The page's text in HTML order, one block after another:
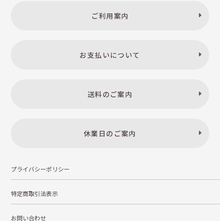
ご利用案内
お支払いについて
送料のご案内
休業日のご案内
プライバシーポリシー
特定商取引法表示
お問い合わせ